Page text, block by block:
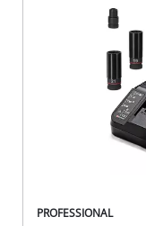
PROFESSIONAL